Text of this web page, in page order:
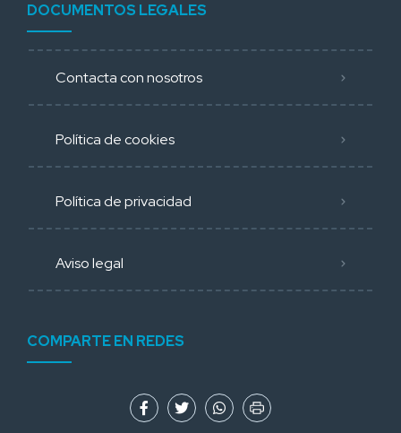
DOCUMENTOS LEGALES
Contacta con nosotros
Política de cookies
Política de privacidad
Aviso legal
COMPARTE EN REDES